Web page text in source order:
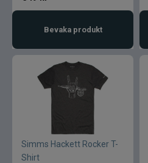
Bevaka produkt
Simms Hackett Rocker T-
Shirt